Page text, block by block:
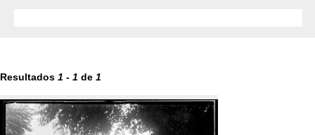
Resultados 1 - 1 de 1